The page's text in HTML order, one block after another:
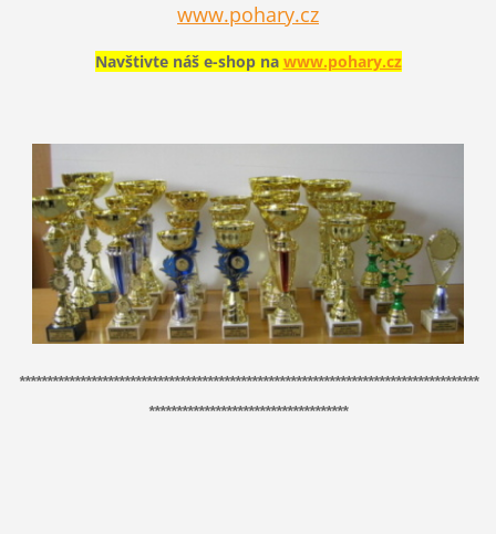
www.pohary.cz
Navštivte náš e-shop na www.pohary.cz
***********************************************************************************
************************************